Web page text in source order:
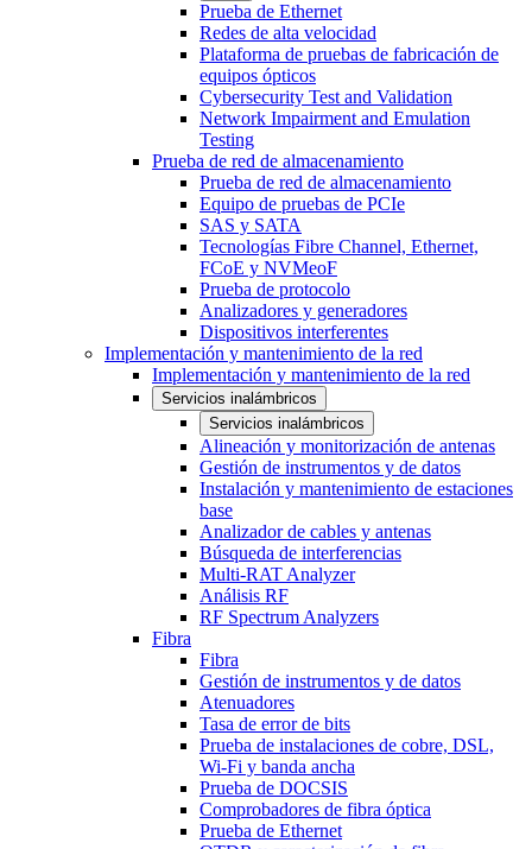
Prueba de Ethernet
Redes de alta velocidad
Plataforma de pruebas de fabricación de
equipos ópticos
Cybersecurity Test and Validation
Network Impairment and Emulation
Testing
Prueba de red de almacenamiento
Prueba de red de almacenamiento
Equipo de pruebas de PCIe
SAS y SATA
Tecnologías Fibre Channel, Ethernet,
FCoE y NVMeoF
Prueba de protocolo
Analizadores y generadores
Dispositivos interferentes
Implementación y mantenimiento de la red
Implementación y mantenimiento de la red
Servicios inalámbricos
Servicios inalámbricos
Alineación y monitorización de antenas
Gestión de instrumentos y de datos
Instalación y mantenimiento de estaciones
base
Analizador de cables y antenas
Búsqueda de interferencias
Multi-RAT Analyzer
Análisis RF
RF Spectrum Analyzers
Fibra
Fibra
Gestión de instrumentos y de datos
Atenuadores
Tasa de error de bits
Prueba de instalaciones de cobre, DSL,
Wi-Fi y banda ancha
Prueba de DOCSIS
Comprobadores de fibra óptica
Prueba de Ethernet